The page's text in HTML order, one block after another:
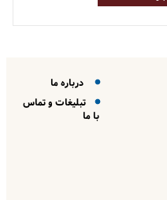
درباره ما
تبلیغات و تماس
با ما